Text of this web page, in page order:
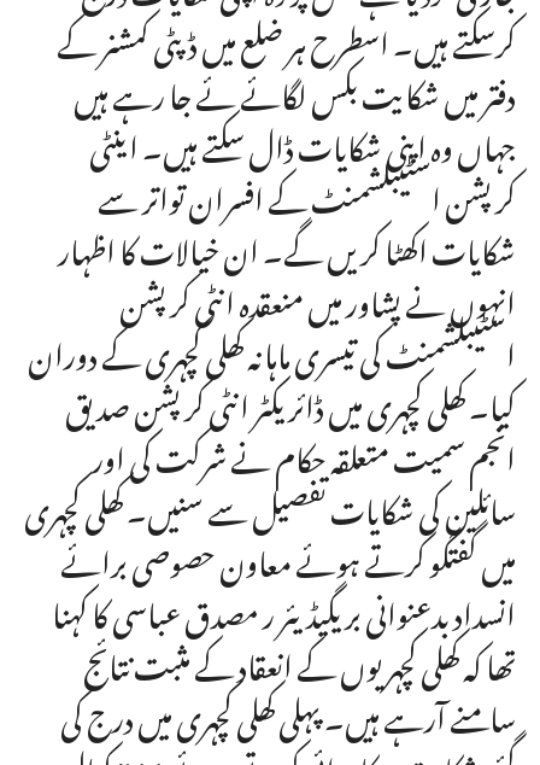
کرسکتے ہیں۔ اسطرح ہر ضلع میں ڈپٹی کمشنر کے
دفتر میں شکایت بکس لگائے ئے جا رہے ہیں
جہاں وہ اپنی شکایات ڈال سکتے ہیں۔ اینٹی
کرپشن اسٹیبلشمنٹ کے افسران تواتر سے
شکایات اکھٹا کریں گے۔ ان خیالات کا اظہار
انہوں نے پشاور میں منعقدہ انٹی کرپشن
اسٹیبلشمنٹ کی تیسری ماہانہ کھلی کچہری کے دوران
کیا۔ کھلی کچہری میں ڈائریکٹر انٹی کرپشن صدیق
انجم سمیت متعلقہ حکام نے شرکت کی اور
سائلین کی شکایات تفصیل سے سنیں۔ کھلی کچہری
میں گفتگو کرتے ہوئے معاون حصوصی برائے
انسداد بدعنوانی بریگیڈیئر ر مصدق عباسی کا کہنا
تھا کہ کھلی کچہریوں کے انعقاد کے مثبت نتائج
سامنے آرہے ہیں۔ پہلی کھلی کچہری میں درج کی